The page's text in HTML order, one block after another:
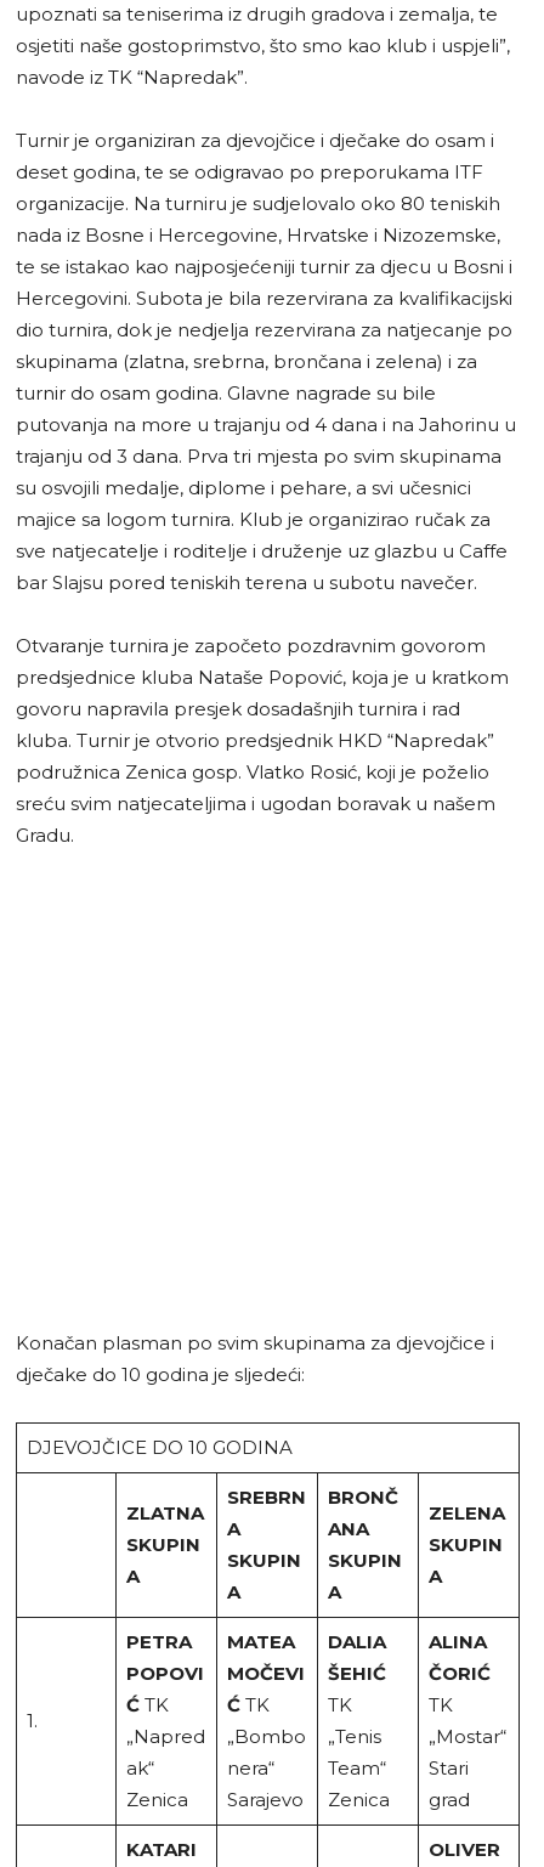
upoznati sa teniserima iz drugih gradova i zemalja, te
osjetiti naše gostoprimstvo, što smo kao klub i uspjeli”,
navode iz TK “Napredak”.
Turnir je organiziran za djevojčice i dječake do osam i
deset godina, te se odigravao po preporukama ITF
organizacije. Na turniru je sudjelovalo oko 80 teniskih
nada iz Bosne i Hercegovine, Hrvatske i Nizozemske,
te se istakao kao najposjećeniji turnir za djecu u Bosni i
Hercegovini. Subota je bila rezervirana za kvalifikacijski
dio turnira, dok je nedjelja rezervirana za natjecanje po
skupinama (zlatna, srebrna, brončana i zelena) i za
turnir do osam godina. Glavne nagrade su bile
putovanja na more u trajanju od 4 dana i na Jahorinu u
trajanju od 3 dana. Prva tri mjesta po svim skupinama
su osvojili medalje, diplome i pehare, a svi učesnici
majice sa logom turnira. Klub je organizirao ručak za
sve natjecatelje i roditelje i druženje uz glazbu u Caffe
bar Slajsu pored teniskih terena u subotu navečer.
Otvaranje turnira je započeto pozdravnim govorom
predsjednice kluba Nataše Popović, koja je u kratkom
govoru napravila presjek dosadašnjih turnira i rad
kluba. Turnir je otvorio predsjednik HKD “Napredak”
podružnica Zenica gosp. Vlatko Rosić, koji je poželio
sreću svim natjecateljima i ugodan boravak u našem
Gradu.
Konačan plasman po svim skupinama za djevojčice i
dječake do 10 godina je sljedeći:
DJEVOJČICE DO 10 GODINA
ZLATNA
SKUPIN
A
SREBRN
A
SKUPIN
A
BRONČ
ANA
SKUPIN
A
ZELENA
SKUPIN
A
1.
PETRA
POPOVI
ĆTK
„Napred
ak“
Zenica
MATEA
MOČEVI
ĆTK
„Bombo
nera“
Sarajevo
DALIA
ŠEHIĆ
TK
„Tenis
Team“
Zenica
ALINA
ČORIĆ
TK
„Mostar“
Stari
grad
KATARI OLIVER